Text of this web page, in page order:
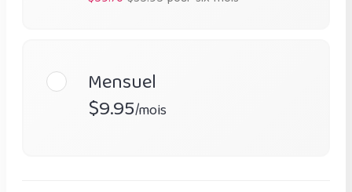
Mensuel
$9.95/mois